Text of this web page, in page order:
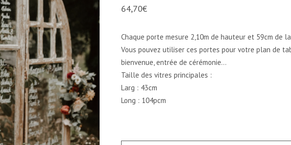
64,70€
Chaque porte mesure 2,10m de hauteur et 59cm de
Vous pouvez utiliser ces portes pour votre plan de
bienvenue, entrée de cérémonie…
Taille des vitres principales :
Larg : 43cm
Long : 104pcm